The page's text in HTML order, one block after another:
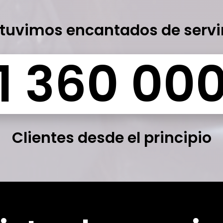
encantados de
Clientes desde el principio